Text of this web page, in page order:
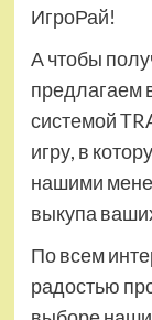
ИгроРай!
А чтобы
предлагаем
системой
игру, в
нашими
выкупа
По всем
радостью